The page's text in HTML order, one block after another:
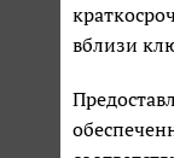
вблизи